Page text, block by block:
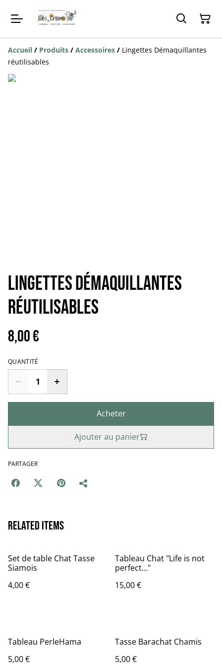
Accueil / Produits / Accessoires / Lingettes Démaquillantes
réutilisables
Lingettes Démaquillantes
réutilisables
8,00 €
QUANTITÉ
Acheter
Ajouter au panier
PARTAGER
Related items
Set de table Chat Tasse
Siamois
4,00 €
Tableau Chat "Life is not
perfect..."
15,00 €
Tableau PerleHama
5,00 €
Tasse Barachat Chamis
5,00 €